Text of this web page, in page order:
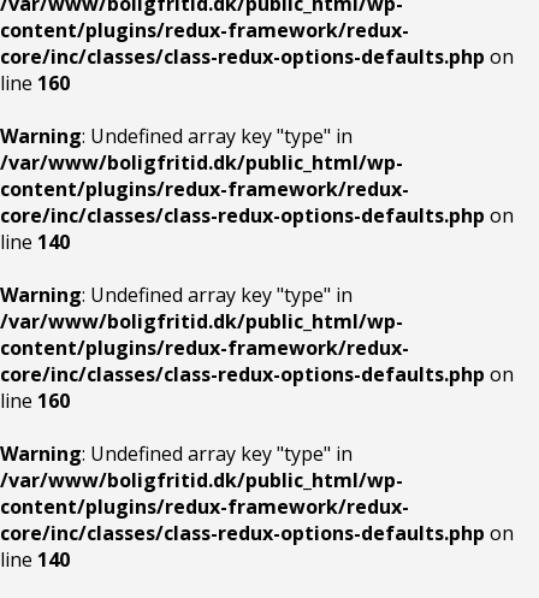
content/plugins/redux-framework/redux-
core/inc/classes/class-redux-options-defaults.php on
line 160
Warning: Undefined array key "type" in
/var/www/boligfritid.dk/public_html/wp-
content/plugins/redux-framework/redux-
core/inc/classes/class-redux-options-defaults.php on
line 140
Warning: Undefined array key "type" in
/var/www/boligfritid.dk/public_html/wp-
content/plugins/redux-framework/redux-
core/inc/classes/class-redux-options-defaults.php on
line 160
Warning: Undefined array key "type" in
/var/www/boligfritid.dk/public_html/wp-
content/plugins/redux-framework/redux-
core/inc/classes/class-redux-options-defaults.php on
line 140